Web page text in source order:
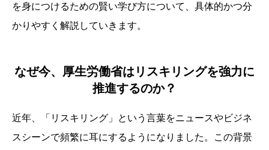
を身につけるための賢い学び方について、具体的かつ分
かりやすく解説していきます。
なぜ今、厚生労働省はリスキリングを強力に
推進するのか？
近年、「リスキリング」という言葉をニュースやビジネ
スシーンで頻繁に耳にするようになりました。この背景